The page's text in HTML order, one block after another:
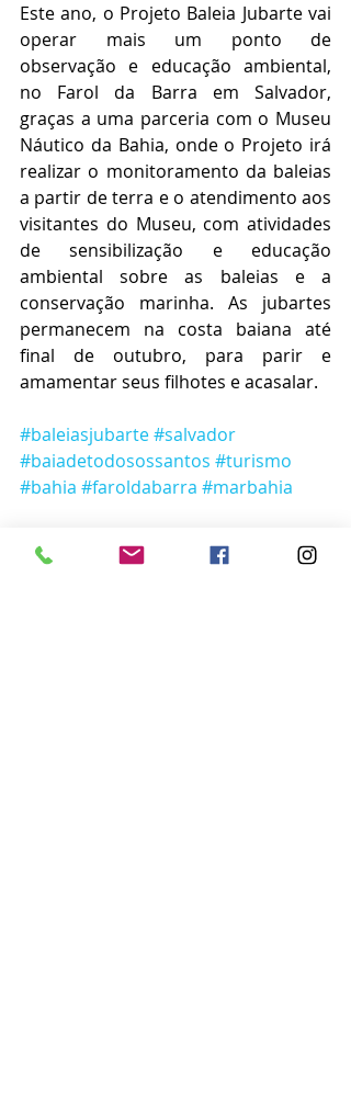
Este ano, o Projeto Baleia Jubarte vai
operar mais um ponto de
observação e educação ambiental,
no Farol da Barra em Salvador,
graças a uma parceria com o Museu
Náutico da Bahia, onde o Projeto irá
realizar o monitoramento da baleias
a partir de terra e o atendimento aos
visitantes do Museu, com atividades
de sensibilização e educação
ambiental sobre as baleias e a
conservação marinha. As jubartes
permanecem na costa baiana até
final de outubro, para parir e
#baleiasjubarte#salvador
#baiadetodosossantos #turismo
#bahia #faroldabarra #marbahia